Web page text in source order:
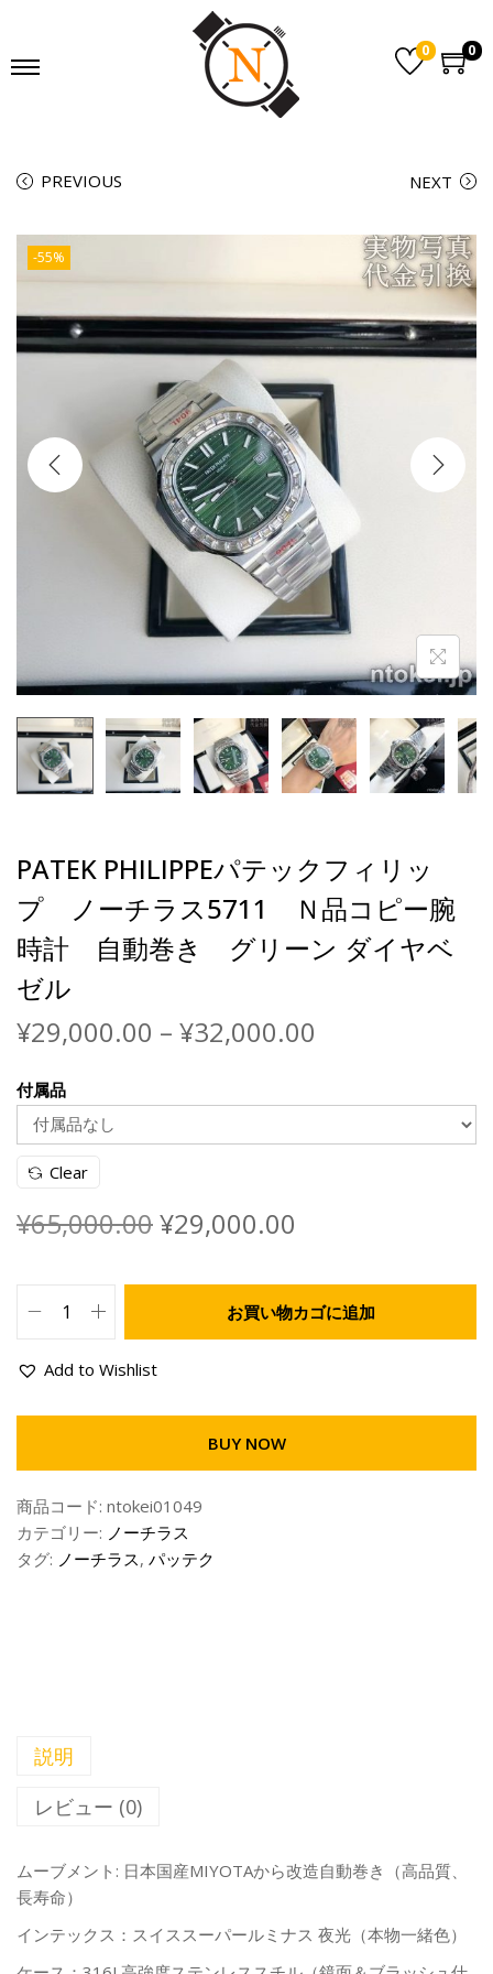
0 0
PREVIOUS NEXT
-55%
PATEK PHILIPPEパテックフィリッ
プ ノーチラス5711 Ｎ品コピー腕
時計 自動巻き グリーン ダイヤベ
ゼル
¥29,000.00 – ¥32,000.00
付属品
Clear
¥65,000.00¥29,000.00
お買い物カゴに追加
Add to Wishlist
BUY NOW
商品コード: ntokei01049
カテゴリー: ノーチラス
タグ: ノーチラス, パッテク
説明
レビュー (0)
ムーブメント: 日本国産MIYOTAから改造自動巻き（高品質、
長寿命）
インテックス：スイススーパールミナス 夜光（本物一緒色）